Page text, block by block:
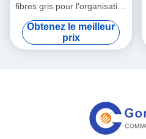
fibres gris pour l'organisation
et la protection du réseau de
fibres
Obtenez le meilleur
prix